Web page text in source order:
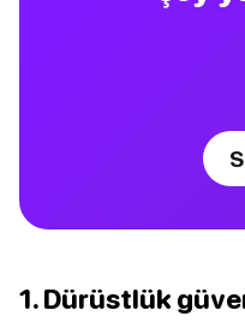
1. Dürüstlük